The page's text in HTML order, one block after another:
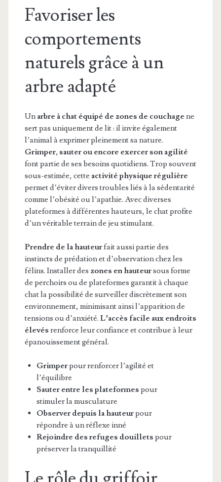
Favoriser les
comportements
naturels grâce à un
arbre adapté
Un arbre à chat équipé de zones de couchage ne
sert pas uniquement de lit : il invite également
l’animal à exprimer pleinement sa nature.
Grimper, sauter ou encore exercer son agilité
font partie de ses besoins quotidiens. Trop souvent
sous-estimée, cette activité physique régulière
permet d’éviter divers troubles liés à la sédentarité
comme l’obésité ou l’apathie. Avec diverses
plateformes à différentes hauteurs, le chat profite
d’un véritable terrain de jeu stimulant.
Prendre de la hauteurfait aussi partie des
instincts de prédation et d’observation chez les
félins. Installer des zones en hauteursous forme
de perchoirs ou de plateformes garantit à chaque
chat la possibilité de surveiller discrètement son
environnement, minimisant ainsi l’apparition de
tensions ou d’anxiété. L’accès facile aux endroits
élevés renforce leur confiance et contribue à leur
épanouissement général.
Grimperpour renforcer l’agilité et
l’équilibre
Sauter entre les plateformes pour
stimuler la musculature
Observer depuis la hauteurpour
répondre à un réflexe inné
Rejoindre des refuges douillets pour
préserver la tranquillité